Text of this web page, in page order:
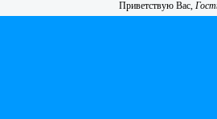
Приветствую Вас,